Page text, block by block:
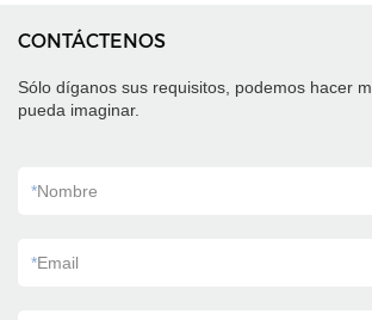
CONTÁCTENOS
Sólo díganos sus requisitos, podemos hacer
pueda imaginar.
*Nombre
*Email